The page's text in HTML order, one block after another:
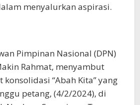
menyalurkan aspirasi.
Pimpinan Nasional (DPN)
Rahmat, menyambut
“Abah Kita” yang
petang, (4/2/2024), di